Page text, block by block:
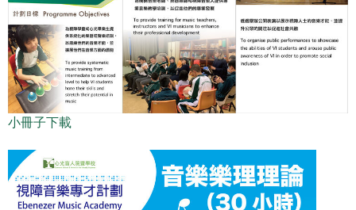
小冊子下載